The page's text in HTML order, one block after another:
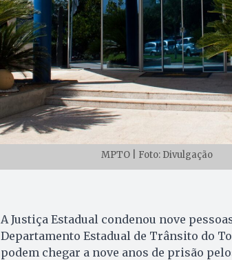
MPTO | Foto: Divulgação
A Justiça Estadual condenou nove
Departamento Estadual de Trânsito do
podem chegar a nove anos de prisão